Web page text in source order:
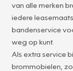
van alle merken
iedere
bandenservice
weg op kunt.
Als extra service
brommobielen,